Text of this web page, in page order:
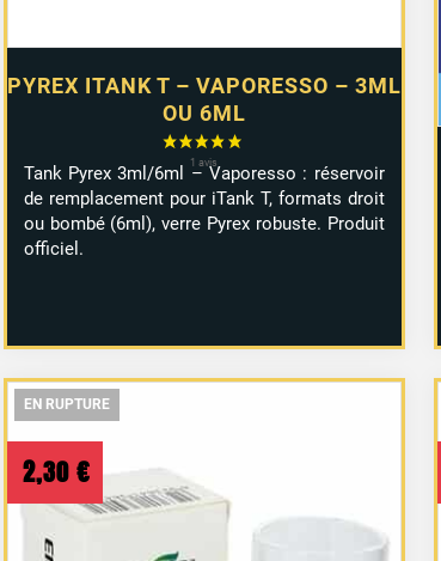
PYREX ITANK T – VAPORESSO – 3ML
OU 6ML
Tank Pyrex 3ml/6ml – Vaporesso : réservoir
de remplacement pour iTank T, formats droit
ou bombé (6ml), verre Pyrex robuste. Produit
officiel.
EN RUPTURE
EN RUPTURE
2,30 €
EN RUPTURE